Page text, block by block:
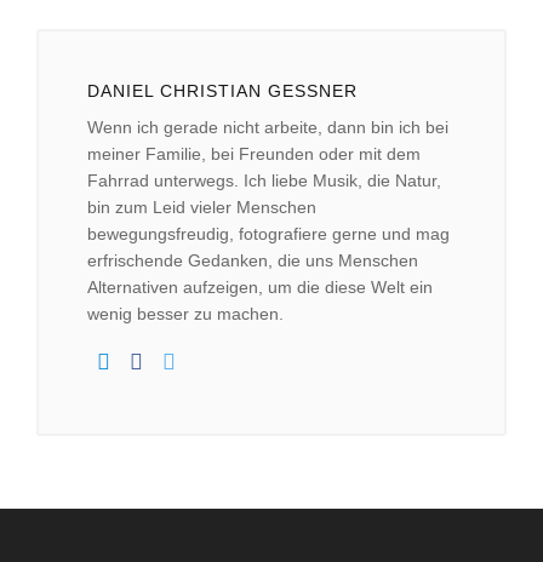
DANIEL CHRISTIAN GESSNER
Wenn ich gerade nicht arbeite, dann bin ich bei
meiner Familie, bei Freunden oder mit dem
Fahrrad unterwegs. Ich liebe Musik, die Natur,
bin zum Leid vieler Menschen
bewegungsfreudig, fotografiere gerne und mag
erfrischende Gedanken, die uns Menschen
Alternativen aufzeigen, um die diese Welt ein
wenig besser zu machen.